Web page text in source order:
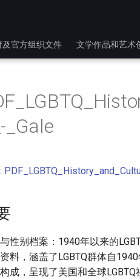
及官方组织文件 文学作品和艺术
_Gale
与性别档案：1940年以来的
料，涵盖了LGBTQ群体自
成，呈现了美国和全球